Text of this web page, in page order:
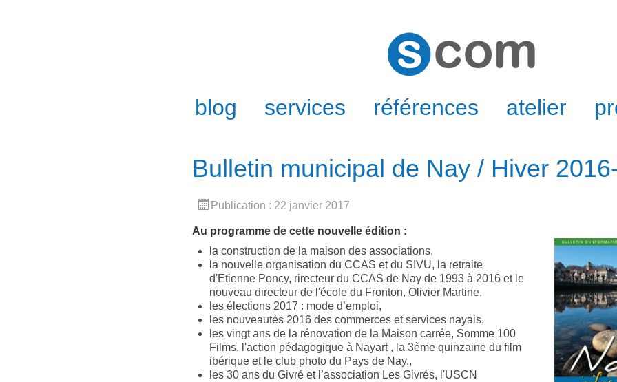
blog services références atelier
Bulletin municipal de Nay / Hiver
Publication : 22 janvier 2017
Au programme de cette nouvelle édition :
la construction de la maison des associations,
la nouvelle organisation du CCAS et du SIVU, la retraite
d'Etienne Poncy, rirecteur du CCAS de Nay de 1993 à 2016 et le
nouveau directeur de l'école du Fronton, Olivier Martine,
les élections 2017 : mode d’emploi,
les nouveautés 2016 des commerces et services nayais,
les vingt ans de la rénovation de la Maison carrée, Somme 100
Films, l'action pédagogique à Nayart , la 3ème quinzaine du film
ibérique et le club photo du Pays de Nay.,
les 30 ans du Givré et l’association Les Givrés, l'USCN